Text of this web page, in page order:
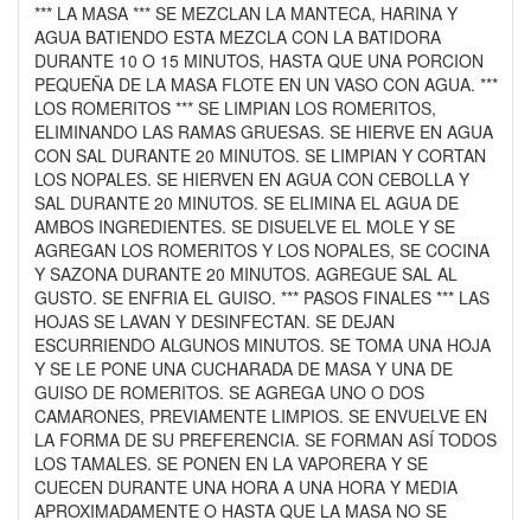
*** LA MASA *** SE MEZCLAN LA MANTECA, HARINA Y
AGUA BATIENDO ESTA MEZCLA CON LA BATIDORA
DURANTE 10 O 15 MINUTOS, HASTA QUE UNA PORCION
PEQUEÑA DE LA MASA FLOTE EN UN VASO CON AGUA. ***
LOS ROMERITOS *** SE LIMPIAN LOS ROMERITOS,
ELIMINANDO LAS RAMAS GRUESAS. SE HIERVE EN AGUA
CON SAL DURANTE 20 MINUTOS. SE LIMPIAN Y CORTAN
LOS NOPALES. SE HIERVEN EN AGUA CON CEBOLLA Y
SAL DURANTE 20 MINUTOS. SE ELIMINA EL AGUA DE
AMBOS INGREDIENTES. SE DISUELVE EL MOLE Y SE
AGREGAN LOS ROMERITOS Y LOS NOPALES, SE COCINA
Y SAZONA DURANTE 20 MINUTOS. AGREGUE SAL AL
GUSTO. SE ENFRIA EL GUISO. *** PASOS FINALES *** LAS
HOJAS SE LAVAN Y DESINFECTAN. SE DEJAN
ESCURRIENDO ALGUNOS MINUTOS. SE TOMA UNA HOJA
Y SE LE PONE UNA CUCHARADA DE MASA Y UNA DE
GUISO DE ROMERITOS. SE AGREGA UNO O DOS
CAMARONES, PREVIAMENTE LIMPIOS. SE ENVUELVE EN
LA FORMA DE SU PREFERENCIA. SE FORMAN ASÍ TODOS
LOS TAMALES. SE PONEN EN LA VAPORERA Y SE
CUECEN DURANTE UNA HORA A UNA HORA Y MEDIA
APROXIMADAMENTE O HASTA QUE LA MASA NO SE